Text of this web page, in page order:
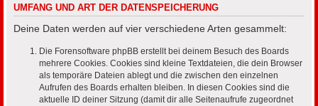
UMFANG UND ART DER DATENSPEICHERUNG
Deine Daten werden auf vier verschiedene Arten gesammelt:
Die Forensoftware phpBB erstellt bei deinem Besuch des Boards
mehrere Cookies. Cookies sind kleine Textdateien, die dein Browser
als temporäre Dateien ablegt und die zwischen den einzelnen
Aufrufen des Boards erhalten bleiben. In diesen Cookies sind die
aktuelle ID deiner Sitzung (damit dir alle Seitenaufrufe zugeordnet